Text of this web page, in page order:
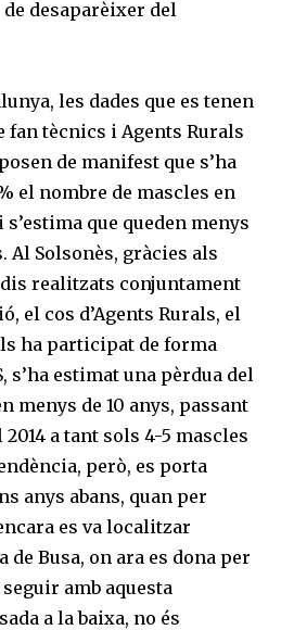
de desaparèixer del
les dades que es tenen
fan tècnics i Agents Rurals
de manifest que s’ha
el nombre de mascles en
que queden menys
Al Solsonès, gràcies als
realitzats conjuntament
el cos d’Agents Rurals, el
ha participat de forma
s’ha estimat una pèrdua del
menys de 10 anys, passant
2014 a tant sols 4-5 mascles
però, es porta
anys abans, quan per
es va localitzar
de Busa, on ara es dona per
amb aquesta
a la baixa, no és